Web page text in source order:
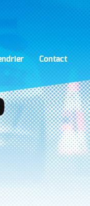
Contact